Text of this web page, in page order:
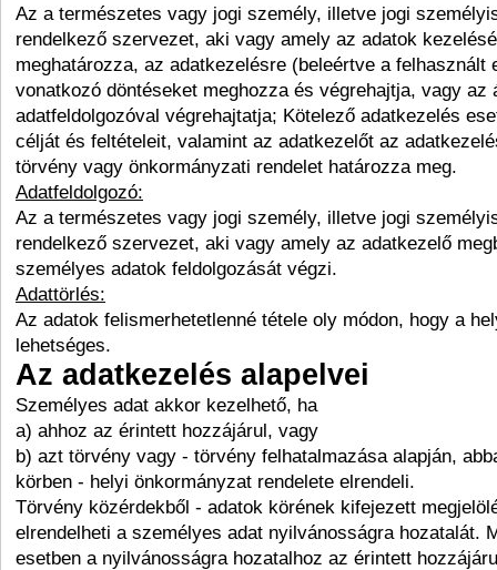
Az a természetes vagy jogi személy, illetve jogi
rendelkező szervezet, aki vagy amely az adatok
meghatározza, az adatkezelésre (beleértve a felhasznált
vonatkozó döntéseket meghozza és végrehajtja, vagy az
adatfeldolgozóval végrehajtatja; Kötelező adatkezelés
célját és feltételeit, valamint az adatkezelőt az
törvény vagy önkormányzati rendelet határozza meg.
Adatfeldolgozó:
Az a természetes vagy jogi személy, illetve jogi
rendelkező szervezet, aki vagy amely az adatkezelő
személyes adatok feldolgozását végzi.
Adattörlés:
Az adatok felismerhetetlenné tétele oly módon, hogy a
lehetséges.
Az adatkezelés alapelvei
Személyes adat akkor kezelhető, ha
a) ahhoz az érintett hozzájárul, vagy
b) azt törvény vagy - törvény felhatalmazása alapján,
körben - helyi önkormányzat rendelete elrendeli.
Törvény közérdekből - adatok körének kifejezett
elrendelheti a személyes adat nyilvánosságra hozatalát.
esetben a nyilvánosságra hozatalhoz az érintett